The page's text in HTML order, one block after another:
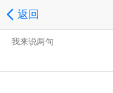
返回